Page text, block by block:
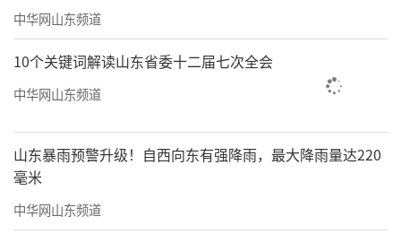
中华网山东频道
10个关键词解读山东省委十二届七次全会
中华网山东频道
山东暴雨预警升级！自西向东有强降雨，最大降雨量达220
毫米
中华网山东频道